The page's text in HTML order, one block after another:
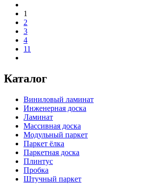
1
2
3
4
11
Каталог
Виниловый ламинат
Инженерная доска
Ламинат
Массивная доска
Модульный паркет
Паркет ёлка
Паркетная доска
Плинтус
Пробка
Штучный паркет